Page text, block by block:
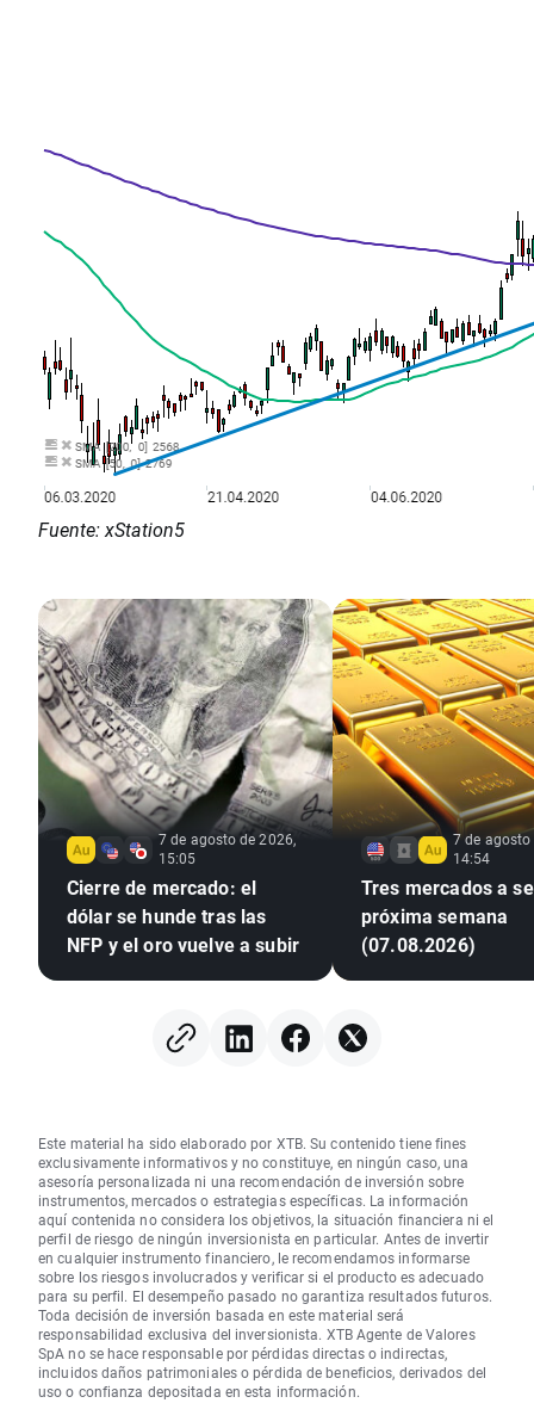
Fuente: xStation5
7 de agosto de 2026,
15:05
Cierre de mercado: el
dólar se hunde tras las
NFP y el oro vuelve a subir
7 de agosto
14:54
Tres mercados a
próxima semana
(07.08.2026)
Este material ha sido elaborado por XTB. Su contenido tiene fines
exclusivamente informativos y no constituye, en ningún caso, una
asesoría personalizada ni una recomendación de inversión sobre
instrumentos, mercados o estrategias específicas. La información
aquí contenida no considera los objetivos, la situación financiera ni el
perfil de riesgo de ningún inversionista en particular. Antes de invertir
en cualquier instrumento financiero, le recomendamos informarse
sobre los riesgos involucrados y verificar si el producto es adecuado
para su perfil. El desempeño pasado no garantiza resultados futuros.
Toda decisión de inversión basada en este material será
responsabilidad exclusiva del inversionista. XTB Agente de Valores
SpA no se hace responsable por pérdidas directas o indirectas,
incluidos daños patrimoniales o pérdida de beneficios, derivados del
uso o confianza depositada en esta información.